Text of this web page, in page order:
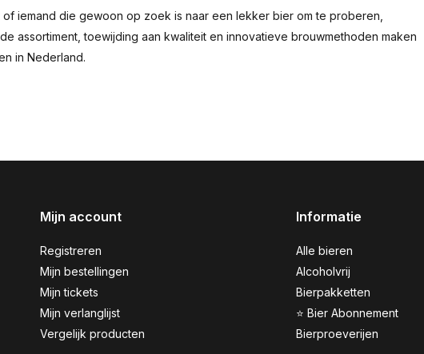
iemand die gewoon op zoek is naar een lekker bier om te proberen,
assortiment, toewijding aan kwaliteit en innovatieve brouwmethoden maken
in Nederland.
Mijn account
Registreren
Mijn bestellingen
Mijn tickets
Mijn verlanglijst
Vergelijk producten
Informatie
Alle bieren
Alcoholvrij
Bierpakketten
⭐ Bier Abonnement
Bierproeverijen